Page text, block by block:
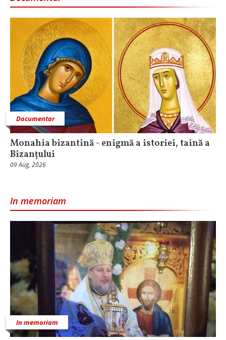
Documentar
Monahia bizantină - enigmă a istoriei, taină a
Bizanțului
09 Aug, 2026
In memoriam
In memoriam